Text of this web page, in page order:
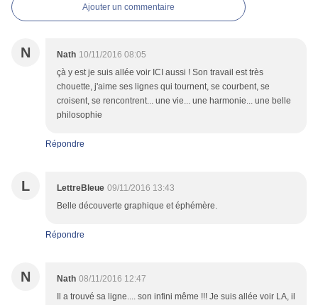
Ajouter un commentaire
N Nath 10/11/2016 08:05
çà y est je suis allée voir ICI aussi ! Son travail est très
chouette, j'aime ses lignes qui tournent, se courbent, se
croisent, se rencontrent... une vie... une harmonie... une belle
philosophie
Répondre
L LettreBleue 09/11/2016 13:43
Belle découverte graphique et éphémère.
Répondre
N Nath 08/11/2016 12:47
Il a trouvé sa ligne.... son infini même !!! Je suis allée voir LA, il